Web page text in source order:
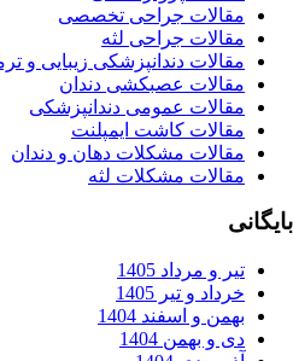
جراحی تخصصی
جراحی لثه
دندانپزشکی زیبایی و ترمیمی
عصبکشی دندان
عمومی دندانپزشکی
کاشت ایمپلنت
مشکلات دهان و دندان
مشکلات لثه
و مرداد 1405
و تیر 1405
و اسفند 1404
و بهمن 1404